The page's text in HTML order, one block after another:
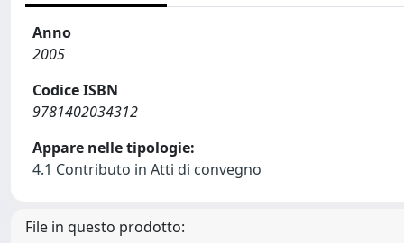
Anno
2005
Codice ISBN
9781402034312
Appare nelle tipologie:
4.1 Contributo in Atti di convegno
File in questo prodotto: